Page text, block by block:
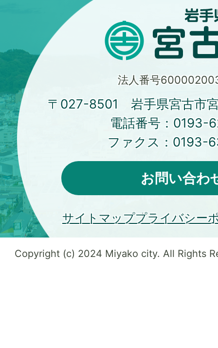
法人番号
〒027-8501 岩手県宮古市
電話番号： 0193-
ファクス： 0193-
お問い合わ
サイトマッププライバシー
Copyright (c) 2024 Miyako city. All Rights